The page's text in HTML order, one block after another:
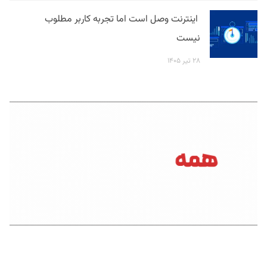
اینترنت وصل است اما تجربه کاربر مطلوب
نیست
۲۸ تیر ۱۴۰۵